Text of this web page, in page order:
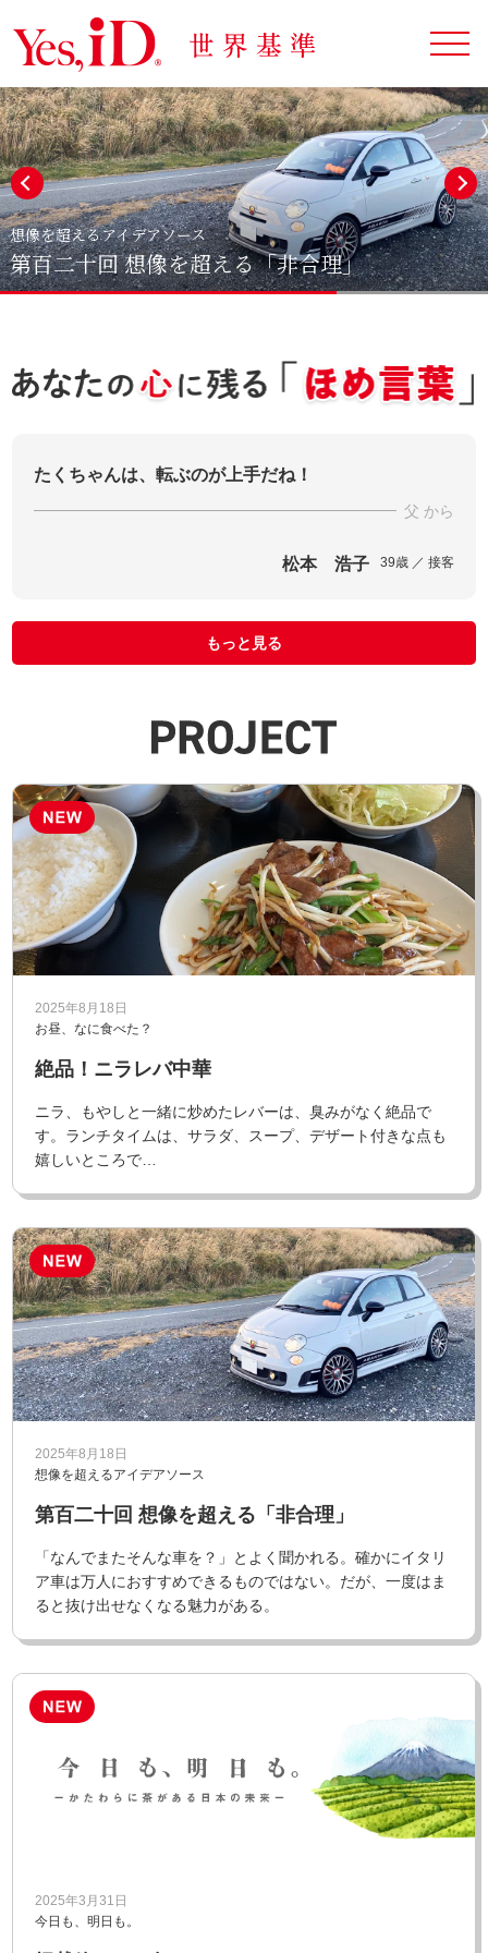
想像を超えるアイデアソース
第百二十回 想像を超える「非合理」
もっと見る
たくちゃんは、転ぶのが上手だね！
父 から
松本 浩子 39歳 ／ 接客
2025年8月18日
お昼、なに食べた？
絶品！ニラレバ中華
ニラ、もやしと一緒に炒めたレバーは、臭みがなく絶品で
す。ランチタイムは、サラダ、スープ、デザート付きな点も
嬉しいところで…
2025年8月18日
想像を超えるアイデアソース
第百二十回 想像を超える「非合理」
「なんでまたそんな車を？」とよく聞かれる。確かにイタリ
ア車は万人におすすめできるものではない。だが、一度はま
ると抜け出せなくなる魅力がある。
2025年3月31日
今日も、明日も。